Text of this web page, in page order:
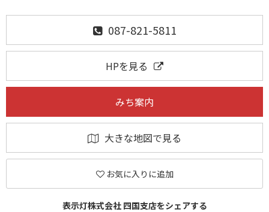
087-821-5811
HPを見る
みち案内
大きな地図で見る
お気に入りに追加
表示灯株式会社 四国支店をシェアする